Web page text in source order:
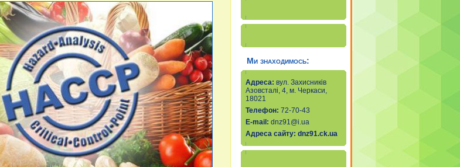
Ми знаходимось:
Адреса: вул. Захисників
Азовсталі, 4, м. Черкаси,
18021
Телефон: 72-70-43
Е-mail : dnz91@i.ua
Адреса сайту: dnz91.ck.ua